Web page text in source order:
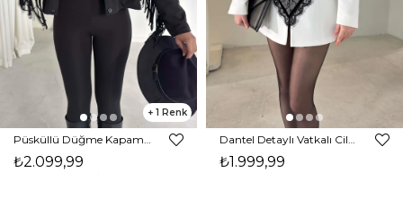
1
₺2.099,99 ₺1.999,99